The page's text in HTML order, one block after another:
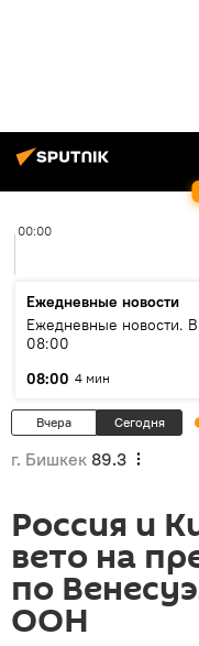
00:00
Ежедневные новости
Ежедневные новости.
08:00
08:00 4 мин
Вчера Сегодня
г. Бишкек 89.3
Россия и
вето на
по
ООН